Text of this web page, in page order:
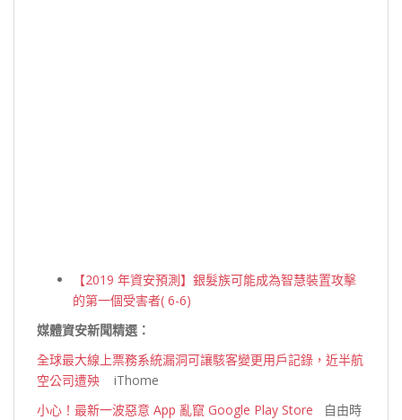
【2019 年資安預測】銀髮族可能成為智慧裝置攻擊
的第一個受害者( 6-6)
媒體資安新聞精選：
全球最大線上票務系統漏洞可讓駭客變更用戶記錄，近半航
空公司遭殃 iThome
小心！最新一波惡意 App 亂竄 Google Play Store 自由時